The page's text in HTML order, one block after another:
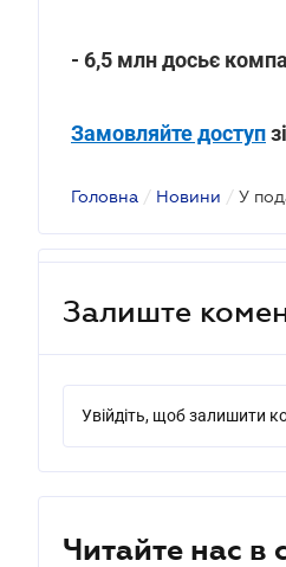
- 6,5 млн досьє
Замовляйте доступ
Головна / Новини /
Залиште
Увійдіть, щоб залишити
Читайте нас в